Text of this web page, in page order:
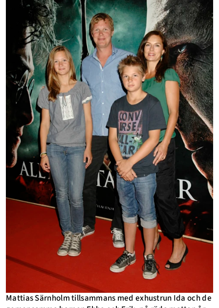
Mattias Särnholm tillsammans med exhustrun Ida och de